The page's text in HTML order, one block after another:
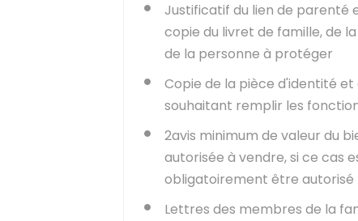
Justificatif du lien de parenté
copie du livret de famille, de la
de la personne à protéger
Copie de la pièce d'identité
souhaitant remplir les
2avis minimum de valeur du
autorisée à vendre, si ce cas
obligatoirement être autorisé
Lettres des membres de la